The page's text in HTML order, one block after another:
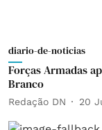
diario-de-noticias
Forças Armadas
Branco
Redação DN 20